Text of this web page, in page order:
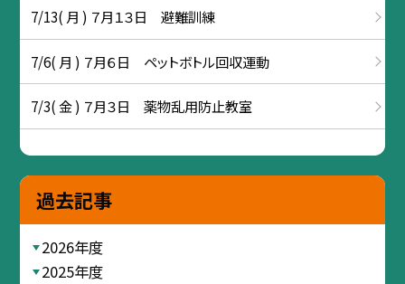
7/13( 月 ) ７月１３日 避難訓練
7/6( 月 ) ７月６日 ペットボトル回収運動
7/3( 金 ) ７月３日 薬物乱用防止教室
過去記事
2026年度
2025年度